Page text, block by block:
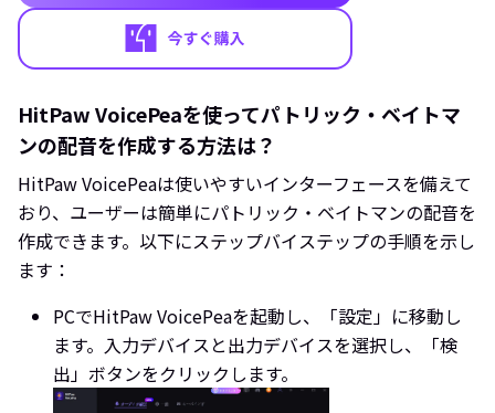
HitPaw VoicePeaを使ってパトリック・ベイトマ
ンの配音を作成する方法は？
HitPaw VoicePeaは使いやすいインターフェースを備えて
おり、ユーザーは簡単にパトリック・ベイトマンの配音を
作成できます。以下にステップバイステップの手順を示し
ます：
PCでHitPaw VoicePeaを起動し、「設定」に移動し
ます。入力デバイスと出力デバイスを選択し、「検
出」ボタンをクリックします。